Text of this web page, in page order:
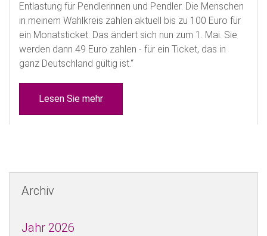
Entlastung für Pendlerinnen und Pendler. Die Menschen
in meinem Wahlkreis zahlen aktuell bis zu 100 Euro für
ein Monatsticket. Das ändert sich nun zum 1. Mai. Sie
werden dann 49 Euro zahlen - für ein Ticket, das in
ganz Deutschland gültig ist.“
Lesen Sie mehr
Archiv
Jahr 2026